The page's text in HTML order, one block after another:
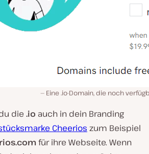
Eine .io-Domain, die noch
die .io auch in dein Branding
Cheerios zum Beispiel
für ihre Webseite. Wenn